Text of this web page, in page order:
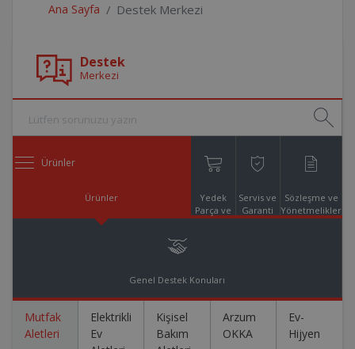
Ana Sayfa Destek Merkezi
Destek
Merkezi
Ürünler
Ürünler
Yedek
Parça ve
Servis ve
Garanti
Sözleşme ve
Yönetmelikler
Genel Destek Konuları
Mutfak
Aletleri
Elektrikli
Ev
Kişisel
Bakım
Arzum
OKKA
Ev-
Hijyen